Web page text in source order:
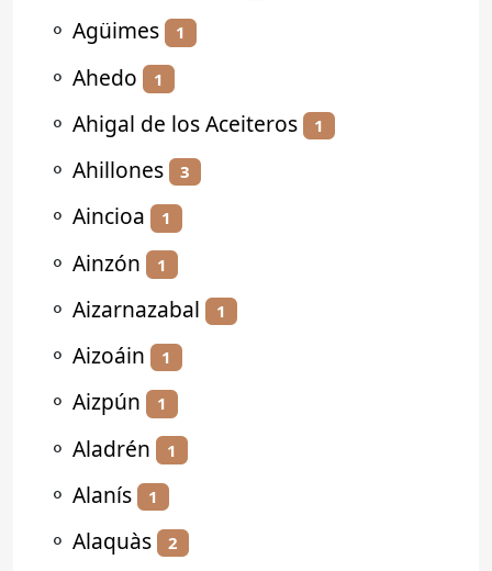
⚬ Agüimes 1
⚬ Ahedo 1
⚬ Ahigal de los Aceiteros 1
⚬ Ahillones 3
⚬ Aincioa 1
⚬ Ainzón 1
⚬ Aizarnazabal 1
⚬ Aizoáin 1
⚬ Aizpún 1
⚬ Aladrén 1
⚬ Alanís 1
⚬ Alaquàs 2